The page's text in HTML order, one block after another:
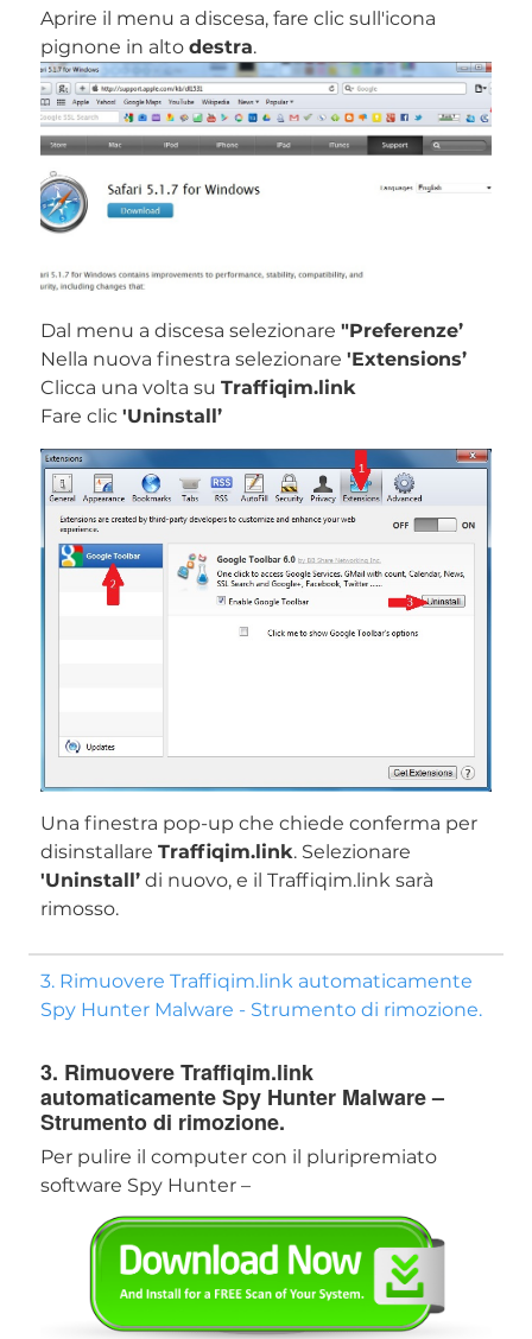
Aprire il menu a discesa, fare clic sull'icona
pignone in alto destra.
Dal menu a discesa selezionare "Preferenze’
Nella nuova finestra selezionare 'Extensions’
Clicca una volta su Traffiqim.link
Fare clic 'Uninstall’
Una finestra pop-up che chiede conferma per
disinstallare Traffiqim.link. Selezionare
'Uninstall’di nuovo, e il Traffiqim.link sarà
rimosso.
3. Rimuovere Traffiqim.link automaticamente
Spy Hunter Malware - Strumento di rimozione.
3. Rimuovere Traffiqim.link
automaticamente Spy Hunter Malware –
Strumento di rimozione.
Per pulire il computer con il pluripremiato
software Spy Hunter –
Scarica
Strumento di rimozione
malware